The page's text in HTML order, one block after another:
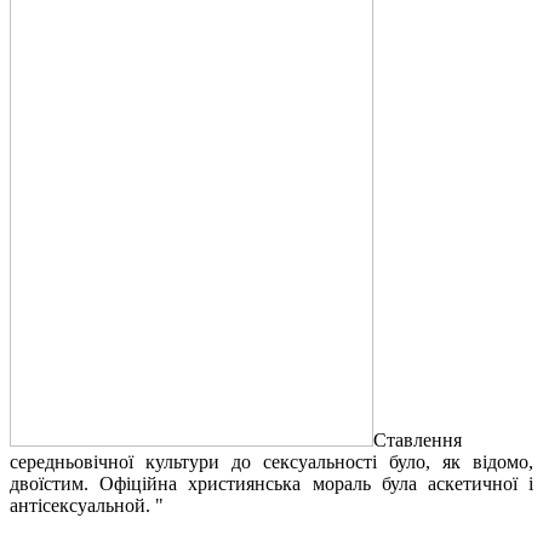
Ставлення
середньовічної культури до сексуальності було, як відомо,
двоїстим. Офіційна християнська мораль була аскетичної і
антісексуальной. "